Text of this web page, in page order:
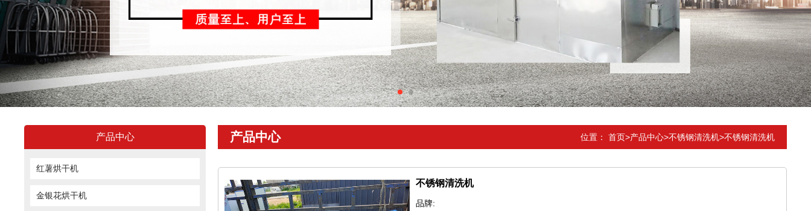
产品中心
红薯烘干机
金银花烘干机
产品中心 位置： 首页>产品中心>不锈钢清洗机>不锈钢清洗机
不锈钢清洗机
品牌: